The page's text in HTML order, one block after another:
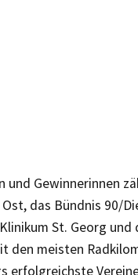
und Gewinnerinnen
das Bündnis 90/
St. Georg
den meisten
erfolgreichste